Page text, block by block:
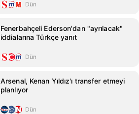
Dün
Fenerbahçeli Ederson'dan "ayrılacak"
iddialarına Türkçe yanıt
Dün
Arsenal, Kenan Yıldız'ı transfer etmeyi
planlıyor
Dün